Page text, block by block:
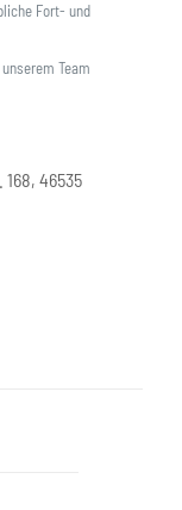
Fort- und
Team
46535